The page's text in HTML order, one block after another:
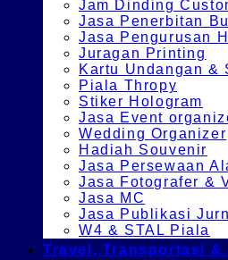
Jam Dinding
Jasa Penerbitan
Jasa Pengurusan
Juragan Printing
Kartu Undangan &
Piala Thropy
Stiker Hologram
Jasa Event
Wedding Organizer
Hadiah Souvenir
Jasa Persewaan
Jasa Fotografer &
Jasa MC
Jasa Publikasi
W4 & STAL Piala
Travel, Transportasi &